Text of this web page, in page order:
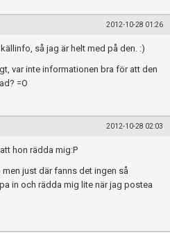
2012-10-28 01:26
så jag är helt med på den. :)
var inte informationen bra för att den
=O
2012-10-28 02:03
hon rädda mig:P
just där fanns det ingen så
in och rädda mig lite när jag postea